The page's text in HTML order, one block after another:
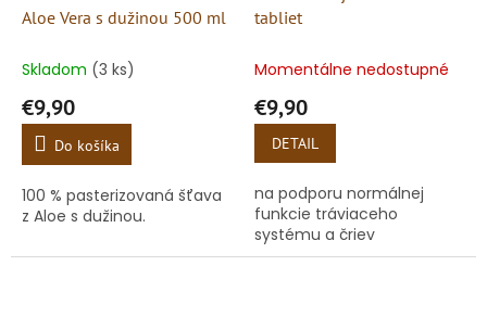
Aloe Vera s dužinou 500 ml
Skladom (3 ks)
€9,90
Do košíka
100 % pasterizovaná šťava
z Aloe s dužinou.
tabliet
Momentálne nedostupné
€9,90
DETAIL
na podporu normálnej
funkcie tráviaceho
systému a čriev